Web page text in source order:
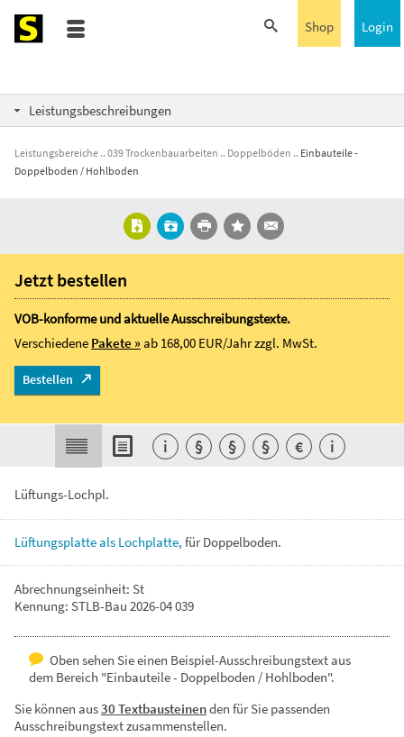
Login
Shop
Leistungsbeschreibungen
Leistungsbereiche 039 Trockenbauarbeiten Doppelböden
Einbauteile -
Doppelboden / Hohlboden
Lüftungs-Lochpl.
Lüftungsplatteals Lochplatte, fürDoppelboden.
Abrechnungseinheit: St
Kennung: STLB-Bau 2026-04 039
Oben sehen Sie einen Beispiel-Ausschreibungstext aus
dem Bereich "Einbauteile - Doppelboden / Hohlboden".
Sie können aus30 Textbausteinenden für Sie passenden
Ausschreibungstext zusammenstellen.
Jetzt bestellen
VOB-konforme und aktuelle Ausschreibungstexte.
Verschiedene Pakete »ab 168,00 EUR/Jahrzzgl. MwSt.
Bestellen
i § § § € i